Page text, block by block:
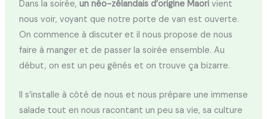
Dans la soirée, un néo-zélandais d’origine Maorivient
nous voir, voyant que notre porte de van est ouverte.
On commence à discuter et il nous propose de nous
faire à manger et de passer la soirée ensemble. Au
début, on est un peu gênés et on trouve ça bizarre.
Il s’installe à côté de nous et nous prépare une immense
salade tout en nous racontant un peu sa vie, sa culture